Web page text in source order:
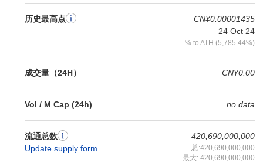
历史最高点
CN¥0.00001435
24 Oct 24
% to ATH (5,785.44%)
成交量（24H） CN¥0.00
Vol / M Cap (24h) no data
流通总数
Update supply form
420,690,000,000
总:420,690,000,000
最大: 420,690,000,000
创新。该代币与各种钱包和平台兼容，便于存储和转移。此外，
TSLA6900可能在更广泛的生态系统内提供独特功能、折扣或会员
福利，增强其对用户和开发者的实用性。总体而言，TSLA6900旨
在为所有参与者创造一个充满活力和互动的环境。
TSLA6900仍然活跃或相关吗？
TSLA6900通过2023年9月宣布的最新更新保持活跃，该更新引入了
对其基础技术和用户界面的增强。该项目目前专注于通过与各种去
中心化金融（DeFi）平台的集成来扩展其生态系统，这导致多个交
参与社区，正在讨论多个提案，旨在进一步发展和激励社区。这些
持续的活动和集成支持TSLA6900在加密货币领域的相关性，特别
是在创新金融解决方案和用户参与的背景下。总体而言，